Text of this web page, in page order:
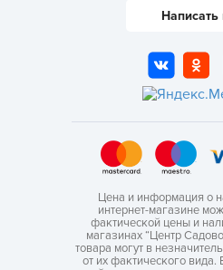
Написать
Цена и информация о
интернет-магазине
фактической цены и
магазинах “Центр
товара могут в
от их фактического